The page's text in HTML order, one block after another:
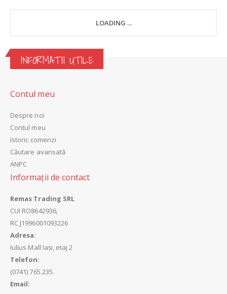
LOADING ...
INFORMATII UTILE
Contul meu
Despre noi
Contul meu
Istoric comenzi
Căutare avansată
ANPC
Informații de contact
Remas Trading SRL
CUI RO8642936,
RC J1996001093226
Adresa:
Iulius Mall Iași, etaj 2
Telefon:
(0741) 765.235.
Email: